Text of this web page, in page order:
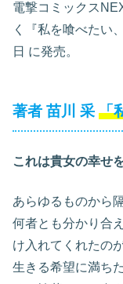
電撃コミックス
く『私を喰べたい
日 に発売。
著者 苗川 采 「
これは貴女の幸せ
あらゆるものから
何者とも分かり合
け入れてくれたの
生きる希望に満ち